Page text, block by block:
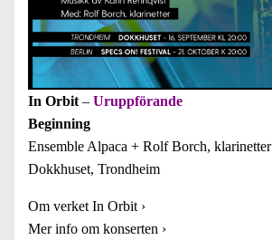
In Orbit – Uruppförande
Beginning
Ensemble Alpaca + Rolf Borch, klarinetter
Dokkhuset, Trondheim
Om verket In Orbit ›
Mer info om konserten ›